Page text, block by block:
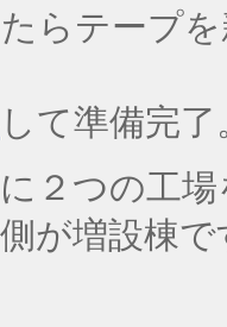
らテープ
して準備完了
２つの工
が増設棟で